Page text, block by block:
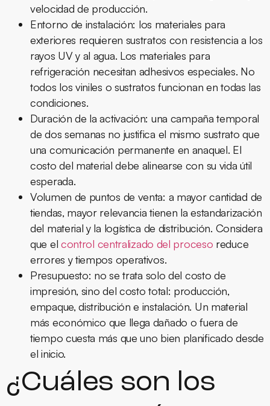
velocidad de producción.
Entorno de instalación: los materiales para
exteriores requieren sustratos con resistencia a los
rayos UV y al agua. Los materiales para
refrigeración necesitan adhesivos especiales. No
todos los viniles o sustratos funcionan en todas las
condiciones.
Duración de la activación: una campaña temporal
de dos semanas no justifica el mismo sustrato que
una comunicación permanente en anaquel. El
costo del material debe alinearse con su vida útil
esperada.
Volumen de puntos de venta: a mayor cantidad de
tiendas, mayor relevancia tienen la estandarización
del material y la logística de distribución. Considera
que el control centralizado del proceso reduce
errores y tiempos operativos.
Presupuesto: no se trata solo del costo de
impresión, sino del costo total: producción,
empaque, distribución e instalación. Un material
más económico que llega dañado o fuera de
tiempo cuesta más que uno bien planificado desde
el inicio.
¿Cuáles son los